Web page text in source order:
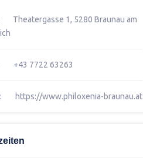
Theatergasse 1, 5280 Braunau am
+43 7722 63263
https://www.philoxenia-braunau.at